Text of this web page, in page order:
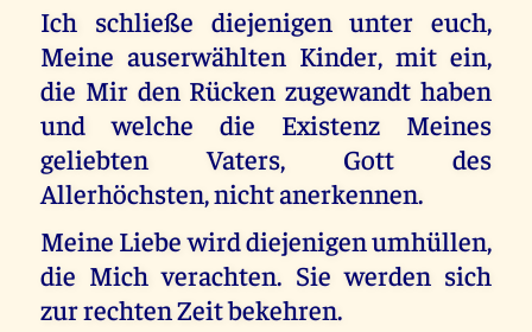
Ich schließe diejenigen unter euch,
Meine auserwählten Kinder, mit ein,
die Mir den Rücken zugewandt haben
und welche die Existenz Meines
geliebten Vaters, Gott des
Allerhöchsten, nicht anerkennen.
Meine Liebe wird diejenigen umhüllen,
die Mich verachten. Sie werden sich
zur rechten Zeit bekehren.